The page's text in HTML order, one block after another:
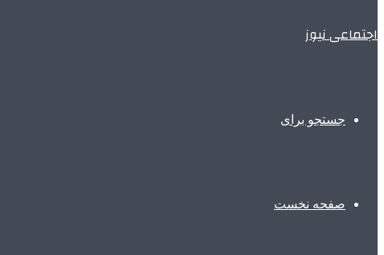
اجتماعی نیوز
جستجو برای
صفحه نخست